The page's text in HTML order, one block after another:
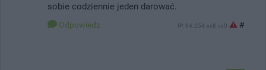
sobie codziennie jeden darować.
Odpowiedz IP: 94.254.xx8.xx0 #